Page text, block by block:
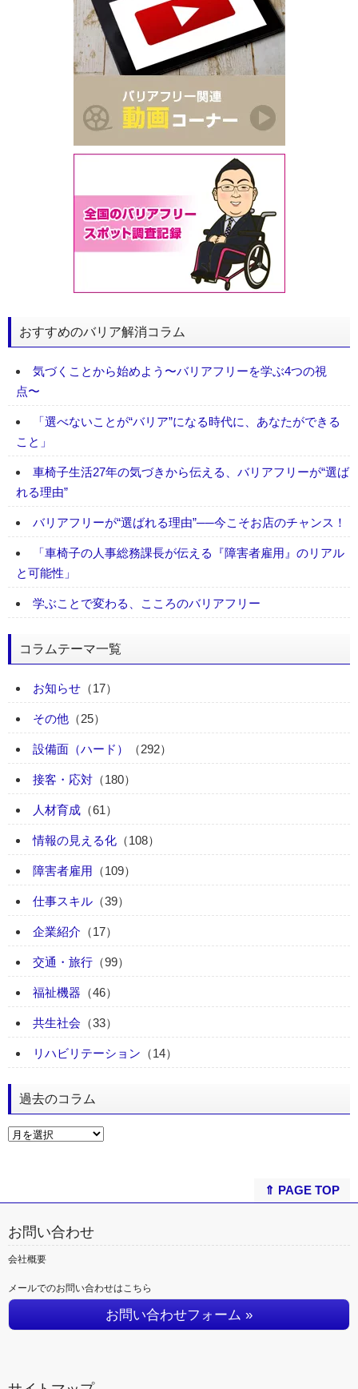
おすすめのバリア解消コラム
気づくことから始めよう〜バリアフリーを学ぶ4つの視
点〜
「選べないことが“バリア”になる時代に、あなたができる
こと」
車椅子生活27年の気づきから伝える、バリアフリーが“選ば
れる理由”
バリアフリーが“選ばれる理由”──今こそお店のチャンス！
「車椅子の人事総務課長が伝える『障害者雇用』のリアル
と可能性」
学ぶことで変わる、こころのバリアフリー
コラムテーマ一覧
お知らせ （17）
その他 （25）
設備面（ハード） （292）
接客・応対 （180）
人材育成 （61）
情報の見える化 （108）
障害者雇用 （109）
仕事スキル （39）
企業紹介 （17）
交通・旅行 （99）
福祉機器 （46）
共生社会 （33）
リハビリテーション （14）
過去のコラム
⇑ PAGE TOP
お問い合わせ
会社概要
メールでのお問い合わせはこちら
お問い合わせフォーム »